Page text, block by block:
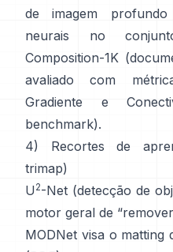
de imagem profundo
neurais no
Composition-1K (
avaliado com
Gradiente e
benchmark).
4) Recortes de
trimap)
U 2-Net (detecção de
motor geral de
MODNet visa o matting